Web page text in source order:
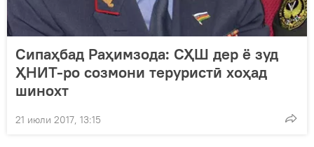
Сипаҳбад Раҳимзода: СҲШ дер ё зуд
ҲНИТ-ро созмони теруристӣ хоҳад
шинохт
21 июли 2017, 13:15